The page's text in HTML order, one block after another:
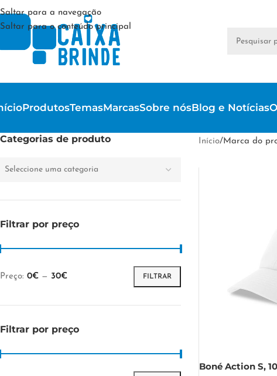
Saltar para a navegação
Saltar para o conteúdo principal
ProdutosTemasMarcasSobre nósBlog e Notícias
Categorias de produto
Seleccione uma categoria
Filtrar por preço
FILTRAR
Preço: 0€ — 30€
Filtrar por preço
Início/Marca do
Boné Action S,